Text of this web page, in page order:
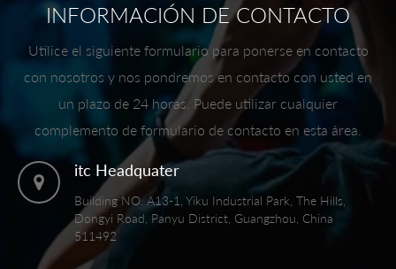
INFORMACIÓN DE CONTACTO
Utilice el siguiente formulario para ponerse en contacto
con nosotros y nos pondremos en contacto con usted en
un plazo de 24 horas. Puede utilizar cualquier
complemento de formulario de contacto en esta área.
itc Headquater
Building NO. A13-1, Yiku Industrial Park, The Hills,
Dongyi Road, Panyu District, Guangzhou, China
511492